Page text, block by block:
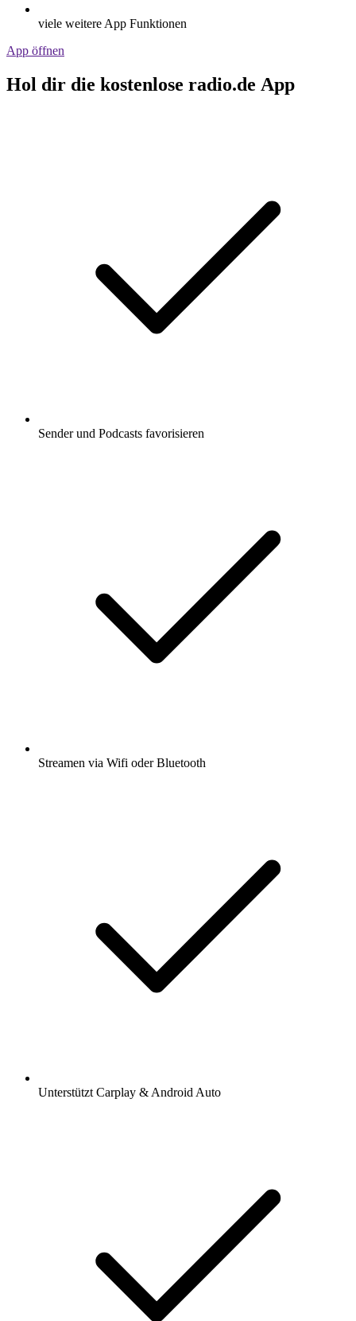
viele weitere App Funktionen
App öffnen
Hol dir die kostenlose radio.de App
Sender und Podcasts favorisieren
Streamen via Wifi oder Bluetooth
Unterstützt Carplay & Android Auto